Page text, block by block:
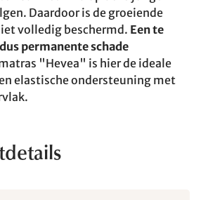
Daardoor is de groeiende
volledig beschermd. Een te
permanente schade
"Hevea" is hier de ideale
elastische ondersteuning met